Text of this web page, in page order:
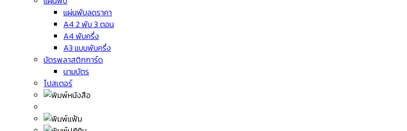
แผ่นพับลดราคา
A4 2 พับ 3 ตอน
A4 พับครึ่ง
A3 แบบพับครึ่ง
บัตรพลาสติกการ์ด
นามบัตร
โปสเตอร์